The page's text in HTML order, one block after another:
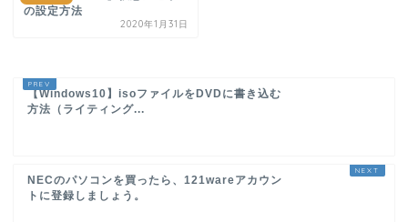
の設定方法
2020年1月31日
【Windows10】isoファイルをDVDに書き込む
方法（ライティング...
NECのパソコンを買ったら、121wareアカウン
トに登録しましょう。